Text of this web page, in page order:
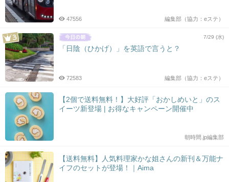
編集部（協力：eステ）
47556
7/29 (水)
「日陰（ひかげ）」を英語で言うと？
編集部（協力：eステ）
72583
【2個で送料無料！】大好評「おかしめいと」のス
イーツ新登場 | お得なキャンペーン開催中
朝時間.jp編集部
【送料無料】人気料理家かな姐さんの新刊＆万能ナ
イフのセットが登場！｜Aima